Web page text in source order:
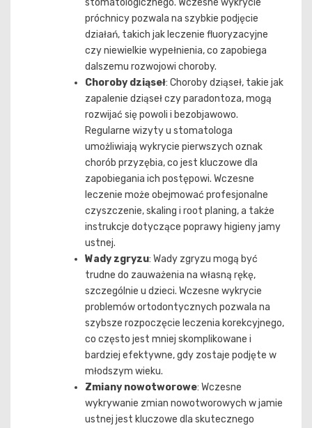
próchnicy pozwala na szybkie podjęcie
działań, takich jak leczenie fluoryzacyjne
czy niewielkie wypełnienia, co zapobiega
dalszemu rozwojowi choroby.
Choroby dziąseł: Choroby dziąseł, takie jak
zapalenie dziąseł czy paradontoza, mogą
rozwijać się powoli i bezobjawowo.
Regularne wizyty u stomatologa
umożliwiają wykrycie pierwszych oznak
chorób przyzębia, co jest kluczowe dla
zapobiegania ich postępowi. Wczesne
leczenie może obejmować profesjonalne
czyszczenie, skaling i root planing, a także
instrukcje dotyczące poprawy higieny jamy
ustnej.
Wady zgryzu: Wady zgryzu mogą być
trudne do zauważenia na własną rękę,
szczególnie u dzieci. Wczesne wykrycie
problemów ortodontycznych pozwala na
szybsze rozpoczęcie leczenia korekcyjnego,
co często jest mniej skomplikowane i
bardziej efektywne, gdy zostaje podjęte w
młodszym wieku.
Zmiany nowotworowe: Wczesne
wykrywanie zmian nowotworowych w jamie
ustnej jest kluczowe dla skutecznego